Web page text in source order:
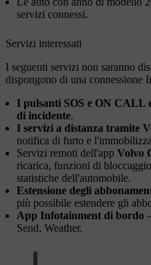
servizi connessi.
Servizi interessati
I seguenti servizi non saranno
dispongono di una connessione
I pulsanti SOS e ON CALL
di incidente.
I servizi a distanza tramite
notifica di furto e
Servizi remoti dell'app Volvo
ricarica, funzioni di
statistiche dell'automobile.
Estensione degli
più possibile estendere gli
App Infotainment di bordo
Send, Weather.